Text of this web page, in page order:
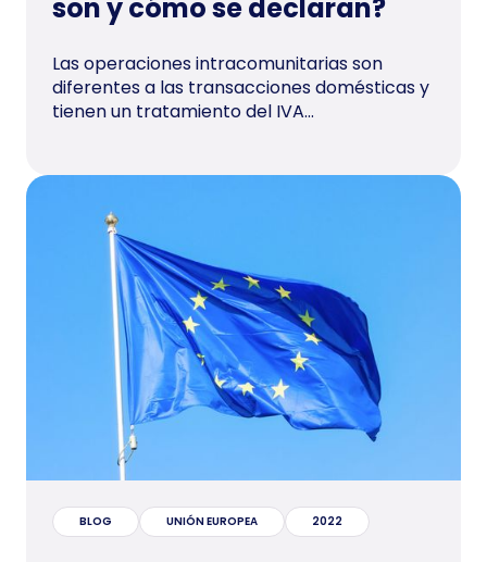
son y cómo se declaran?
Las operaciones intracomunitarias son
diferentes a las transacciones domésticas y
tienen un tratamiento del IVA...
BLOG UNIÓN EUROPEA 2022